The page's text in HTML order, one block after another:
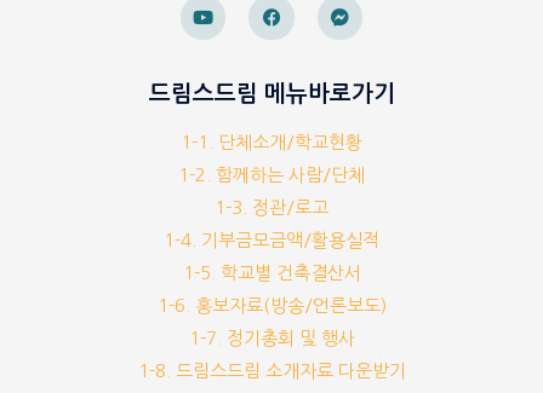
드림스드림 메뉴바로가기
1-1. 단체소개/학교현황
1-2. 함께하는 사람/단체
1-3. 정관/로고
1-4. 기부금모금액/활용실적
1-5. 학교별 건축결산서
1-6. 홍보자료(방송/언론보도)
1-7. 정기총회 및 행사
1-8. 드림스드림 소개자료 다운받기